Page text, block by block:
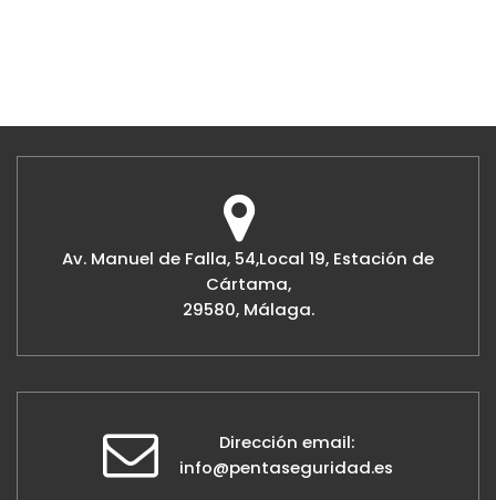
Av. Manuel de Falla, 54,Local 19, Estación de
Cártama,
29580, Málaga.
Dirección email:
info@pentaseguridad.es